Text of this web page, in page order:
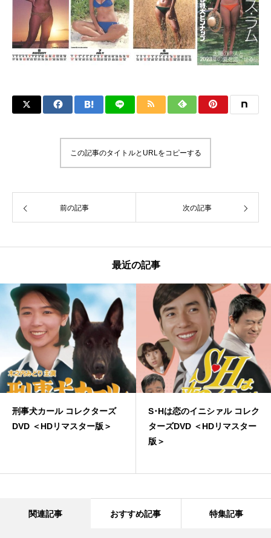
この記事のタイトルとURLをコピーする
前の記事 次の記事
最近の記事
刑事犬カール コレクターズ
DVD ＜HDリマスター版＞
S･Hは恋のイニシァル コレク
ターズDVD ＜HDリマスター
版＞
関連記事 おすすめ記事 特集記事